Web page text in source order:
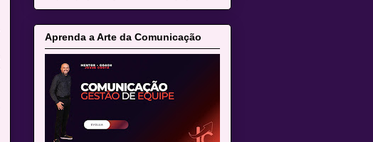
Aprenda a Arte da Comunicação